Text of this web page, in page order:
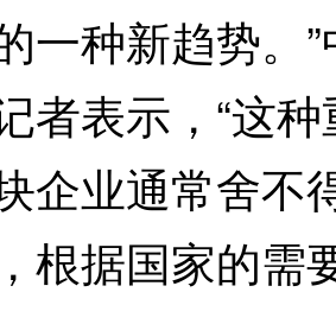
一种新趋势。
者表示，“这
企业通常舍不
根据国家的需